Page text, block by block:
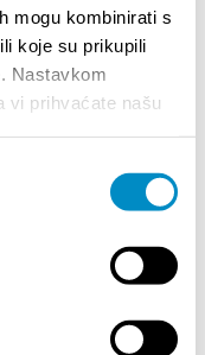
mogu kombinirati s
koje su prikupili
Nastavkom
vi prihvaćate našu
Your